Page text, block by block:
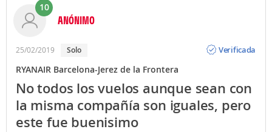
10
ANÓNIMO
25/02/2019 Solo
Verificada
RYANAIR Barcelona-Jerez de la Frontera
No todos los vuelos aunque sean con
la misma compañía son iguales, pero
este fue buenisimo